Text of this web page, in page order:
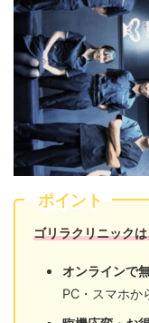
ポイント
ゴリラクリニック
オンラインで
PC・スマホか